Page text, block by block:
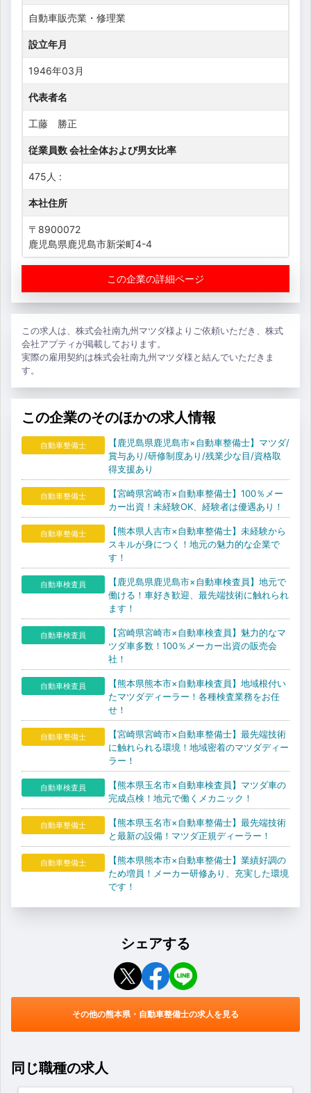
自動車販売業・修理業
設立年月
1946年03月
代表者名
工藤 勝正
従業員数 会社全体および男女比率
475人 :
本社住所
〒8900072
鹿児島県鹿児島市新栄町4-4
この企業の詳細ページ
この求人は、株式会社南九州マツダ様よりご依頼いただき、株式
会社アプティが掲載しております。
実際の雇用契約は株式会社南九州マツダ様と結んでいただきま
す。
この企業のそのほかの求人情報
自動車整備士
【鹿児島県鹿児島市×自動車整備士】マツダ/
賞与あり/研修制度あり/残業少な目/資格取
得支援あり
自動車整備士
【宮崎県宮崎市×自動車整備士】100％メー
カー出資！未経験OK、経験者は優遇あり！
自動車整備士
【熊本県人吉市×自動車整備士】未経験から
スキルが身につく！地元の魅力的な企業で
す！
自動車検査員
【鹿児島県鹿児島市×自動車検査員】地元で
働ける！車好き歓迎、最先端技術に触れられ
ます！
自動車検査員
【宮崎県宮崎市×自動車検査員】魅力的なマ
ツダ車多数！100％メーカー出資の販売会
社！
自動車検査員
【熊本県熊本市×自動車検査員】地域根付い
たマツダディーラー！各種検査業務をお任
せ！
自動車整備士
【宮崎県宮崎市×自動車整備士】最先端技術
に触れられる環境！地域密着のマツダディー
ラー！
自動車検査員
【熊本県玉名市×自動車検査員】マツダ車の
完成点検！地元で働くメカニック！
自動車整備士
【熊本県玉名市×自動車整備士】最先端技術
と最新の設備！マツダ正規ディーラー！
自動車整備士
【熊本県熊本市×自動車整備士】業績好調の
ため増員！メーカー研修あり、充実した環境
です！
シェアする
その他の熊本県・自動車整備士の求人を見る
同じ職種の求人